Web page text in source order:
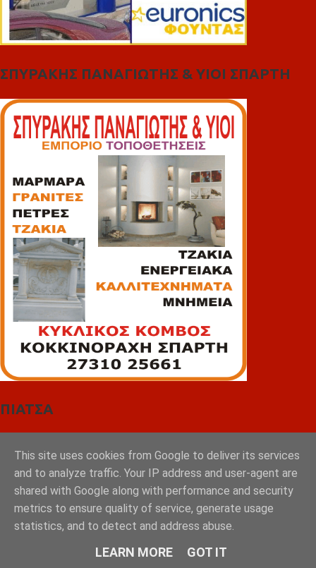
ΣΠΥΡΑΚΗΣ ΠΑΝΑΓΙΩΤΗΣ & YIOI ΣΠΑΡΤΗ
ΠΙΑΤΣΑ
This site uses cookies from Google to deliver its services
and to analyze traffic. Your IP address and user-agent are
shared with Google along with performance and security
metrics to ensure quality of service, generate usage
statistics, and to detect and address abuse.
LEARN MORE GOT IT